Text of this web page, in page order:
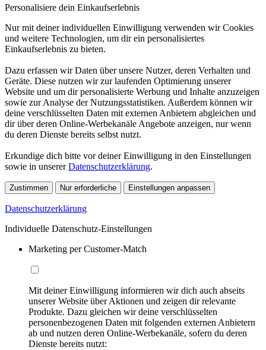
Personalisiere dein Einkaufserlebnis
Nur mit deiner individuellen Einwilligung verwenden wir Cookies
und weitere Technologien, um dir ein personalisiertes
Einkaufserlebnis zu bieten.
Dazu erfassen wir Daten über unsere Nutzer, deren Verhalten und
Geräte. Diese nutzen wir zur laufenden Optimierung unserer
Website und um dir personalisierte Werbung und Inhalte anzuzeigen
sowie zur Analyse der Nutzungsstatistiken. Außerdem können wir
deine verschlüsselten Daten mit externen Anbietern abgleichen und
dir über deren Online-Werbekanäle Angebote anzeigen, nur wenn
du deren Dienste bereits selbst nutzt.
Erkundige dich bitte vor deiner Einwilligung in den Einstellungen
sowie in unsererDatenschutzerklärung.
Zustimmen Nur erforderliche Einstellungen anpassen
Datenschutzerklärung
Individuelle Datenschutz-Einstellungen
Marketing per Customer-Match
Mit deiner Einwilligung informieren wir dich auch abseits
unserer Website über Aktionen und zeigen dir relevante
Produkte. Dazu gleichen wir deine verschlüsselten
personenbezogenen Daten mit folgenden externen Anbietern
ab und nutzen deren Online-Werbekanäle, sofern du deren
Dienste bereits nutzt: